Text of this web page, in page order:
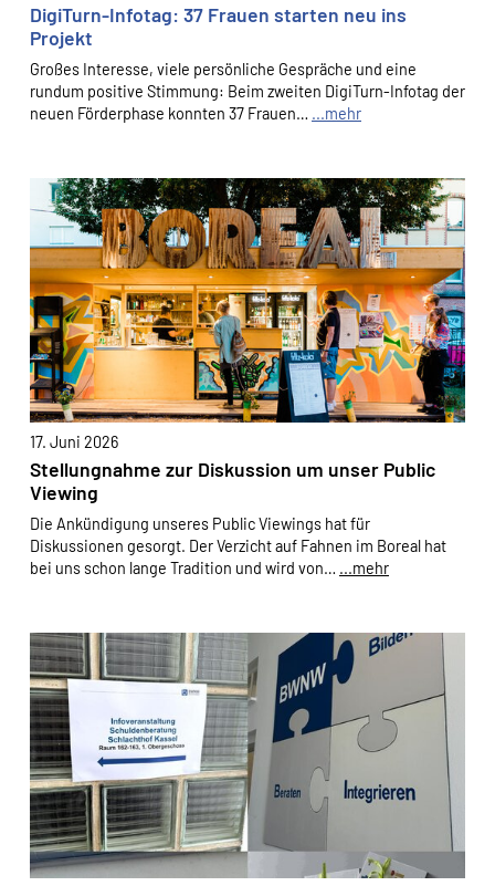
DigiTurn-Infotag: 37 Frauen starten neu ins
Projekt
Großes Interesse, viele persönliche Gespräche und eine
rundum positive Stimmung: Beim zweiten DigiTurn-Infotag der
neuen Förderphase konnten 37 Frauen… ...mehr
17. Juni 2026
Stellungnahme zur Diskussion um unser Public
Viewing
Die Ankündigung unseres Public Viewings hat für
Diskussionen gesorgt. Der Verzicht auf Fahnen im Boreal hat
bei uns schon lange Tradition und wird von… ...mehr
Captcha und des Formulars an HelpDirect übertragen.
HelpDirect und Google reCAPTCHA
Anbieter:
Barrow Street Dublin 4 Irland
Zweck:
Erkennung von Spam und Schutz vor Missbrauch
im Spendenformular, Abwicklung der Spende mit
HelpDirect.
Cookie Laufzeit:
Je nach Cookie 6 Monate bis 2 Jahre
NEWSLETTERANMELDUNG
Warum bitten wir darum für die
Newsletteranmeldung Daten übertragen zu dürfen?
Es werden Daten an Sendinblue übertragen. Da das
Formular von Sendinblue zur Verfügung gestellt wird,
werden die Daten des Formulars an Sendinblue
Sendinblue
Name:
__cfruid
Anbieter:
Sendinblue GmbH, Köpenicker Straße 126, 10179
Berlin
Zweck:
Einbindung der Newsletteranmeldung.